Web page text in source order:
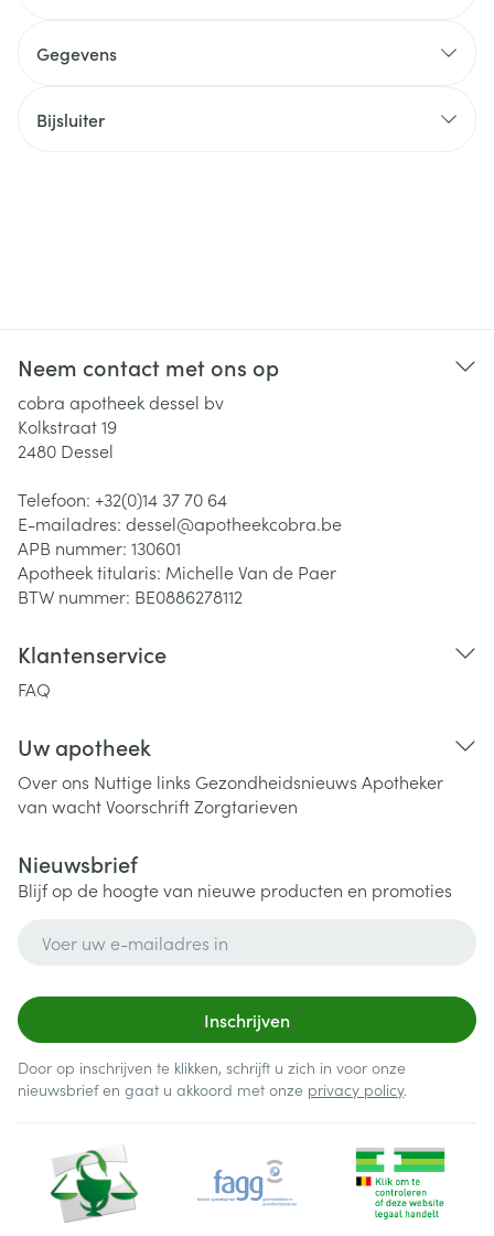
Gegevens
Bijsluiter
Neem contact met ons op
cobra apotheek dessel bv
Kolkstraat 19
2480 Dessel
Telefoon: +32(0)14 37 70 64
E-mailadres: dessel@apotheekcobra.be
APB nummer: 130601
Apotheek titularis: Michelle Van de Paer
BTW nummer: BE0886278112
Klantenservice
FAQ
Uw apotheek
Over ons Nuttige links Gezondheidsnieuws Apotheker
van wachtVoorschriftZorgtarieven
Nieuwsbrief
Blijf op de hoogte van nieuwe producten en promoties
Inschrijven
Door op inschrijven te klikken, schrijft u zich in voor onze
nieuwsbrief en gaat u akkoord met onze privacy policy.